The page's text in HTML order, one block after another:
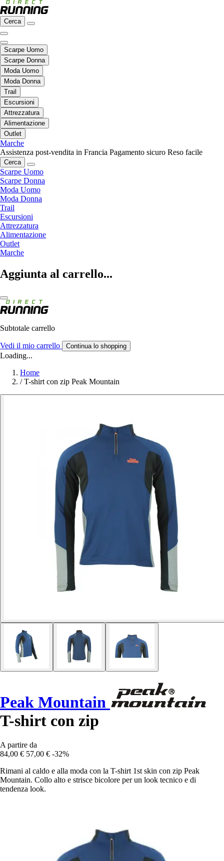
Cerca
Scarpe Uomo
Scarpe Donna
Moda Uomo
Moda Donna
Trail
Escursioni
Attrezzatura
Alimentazione
Outlet
Marche
Assistenza post-vendita in Francia Pagamento sicuro Reso facile
Cerca
Scarpe Uomo
Scarpe Donna
Moda Uomo
Moda Donna
Trail
Escursioni
Attrezzatura
Alimentazione
Outlet
Marche
Aggiunta al carrello...
Subtotale carrello
Vedi il mio carrello Continua lo shopping
Loading...
Home
/ T-shirt con zip Peak Mountain
Peak Mountain
T-shirt con zip
A partire da
84,00 € 57,00 € -32%
Rimani al caldo e alla moda con la T-shirt 1st skin con zip Peak
Mountain. Collo alto e strisce bicolore per un look tecnico e di
tendenza look.